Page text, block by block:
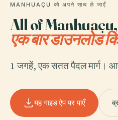
MANHUAÇU को अपने साथ ले जाएँ
All of Manhuaçu,
एक बार डाउनलोड
1 जगहें, एक सतत पैदल मार्ग।
यह गाइड ऐप पर पाएँ